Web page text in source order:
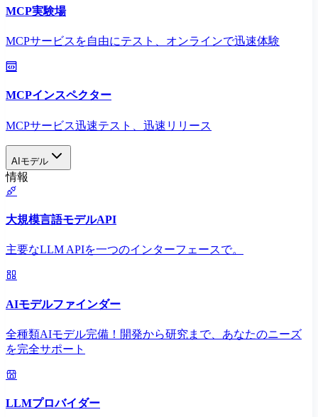
MCP実験場
MCPサービスを自由にテスト、オンラインで迅速体験
MCPインスペクター
MCPサービス迅速テスト、迅速リリース
AIモデル
情報
大規模言語モデルAPI
主要なLLM APIを一つのインターフェースで。
AIモデルファインダー
全種類AIモデル完備！開発から研究まで、あなたのニーズ
を完全サポート
LLMプロバイダー